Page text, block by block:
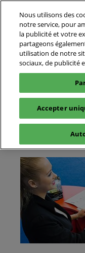
contenu
Nous utilisons des
notre service, pour
la publicité et votre
partageons
utilisation de notre
sociaux, de publicité
Accepter